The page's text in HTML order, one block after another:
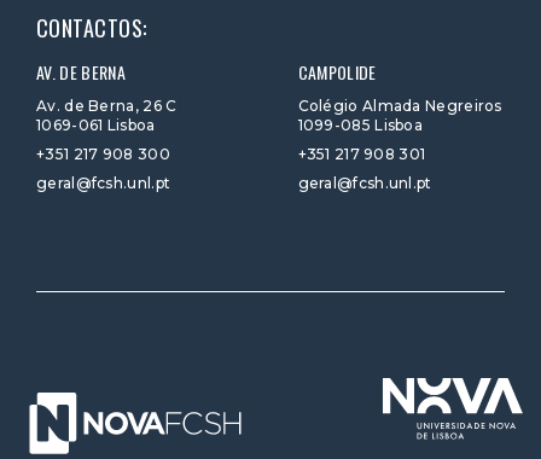
CONTACTOS:
AV. DE BERNA
Av. de Berna, 26 C
1069-061 Lisboa
+351 217 908 300
geral@fcsh.unl.pt
CAMPOLIDE
Colégio Almada Negreiros
1099-085 Lisboa
+351 217 908 301
geral@fcsh.unl.pt